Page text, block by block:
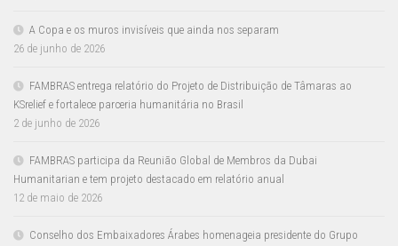
A Copa e os muros invisíveis que ainda nos separam
26 de junho de 2026
FAMBRAS entrega relatório do Projeto de Distribuição de Tâmaras ao
KSrelief e fortalece parceria humanitária no Brasil
2 de junho de 2026
FAMBRAS participa da Reunião Global de Membros da Dubai
Humanitarian e tem projeto destacado em relatório anual
12 de maio de 2026
Conselho dos Embaixadores Árabes homenageia presidente do Grupo